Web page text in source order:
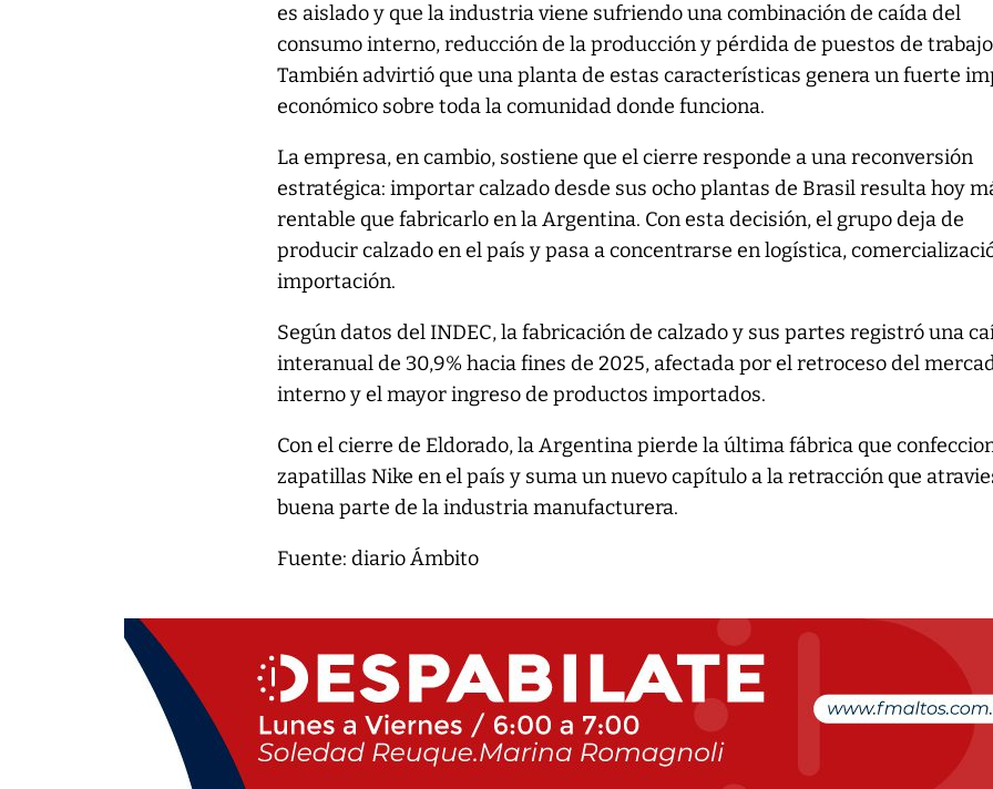
es aislado y que la industria viene sufriendo una combinación de caída del
consumo interno, reducción de la producción y pérdida de puestos de
También advirtió que una planta de estas características genera un fuerte
económico sobre toda la comunidad donde funciona.
La empresa, en cambio, sostiene que el cierre responde a una reconversión
estratégica: importar calzado desde sus ocho plantas de Brasil resulta hoy
rentable que fabricarlo en la Argentina. Con esta decisión, el grupo deja de
producir calzado en el país y pasa a concentrarse en logística,
importación.
Según datos del INDEC, la fabricación de calzado y sus partes registró una
interanual de 30,9% hacia fines de 2025, afectada por el retroceso del
interno y el mayor ingreso de productos importados.
Con el cierre de Eldorado, la Argentina pierde la última fábrica que
zapatillas Nike en el país y suma un nuevo capítulo a la retracción que
buena parte de la industria manufacturera.
Fuente: diario Ámbito